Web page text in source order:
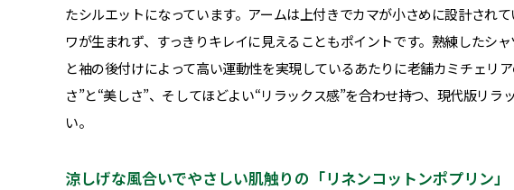
たシルエットになっています。アームは上付きでカマが小さめに設計され
ワが生まれず、すっきりキレイに見えることもポイントです。熟練したシ
と袖の後付けによって高い運動性を実現しているあたりに老舗カミチェリ
さ”と“美しさ”、そしてほどよい“リラックス感”を合わせ持つ、現代版リラ
い。
涼しげな風合いでやさしい肌触りの「リネンコットンポプリン」